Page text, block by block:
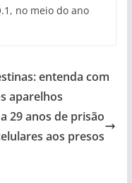
no meio do ano
entenda com
aparelhos
29 anos de prisão
aos presos